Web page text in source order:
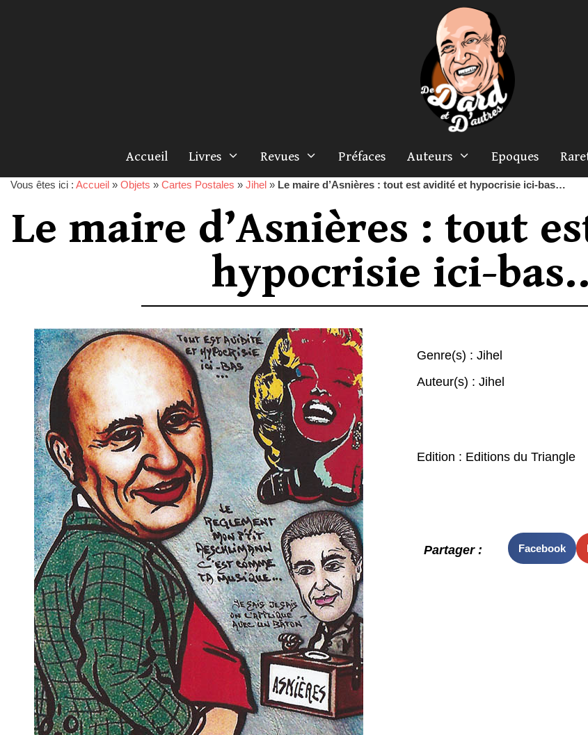
Accueil Livres Revues Préfaces Auteurs Epoques
Vous êtes ici : Accueil » Objets » Cartes Postales » Jihel » Le maire d’Asnières : tout est avidité et hypocrisie ici-bas…
Le maire d’Asnières : tout
hypocrisie ici-
Genre(s) : Jihel
Auteur(s) : Jihel
Edition : Editions du Triangle
Partager : Facebook